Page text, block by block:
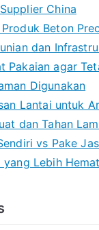
China
Beton
dan
Pakaian agar
Digunakan
Lantai untuk
dan Tahan
vs Pake
yang Lebih